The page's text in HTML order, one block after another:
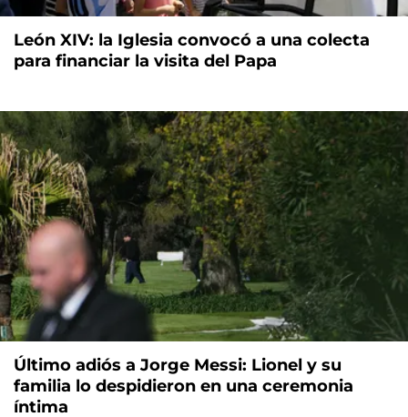
León XIV: la Iglesia convocó a una colecta
para financiar la visita del Papa
Último adiós a Jorge Messi: Lionel y su
familia lo despidieron en una ceremonia
íntima